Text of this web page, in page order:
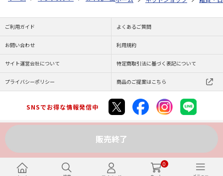
0
販売終了
ご利用ガイド よくあるご質問
お問い合わせ 利用規約
サイト運営会社について 特定商取引法に基づく表記について
プライバシーポリシー 商品のご提案はこちら
SNSでお得な情報発信中